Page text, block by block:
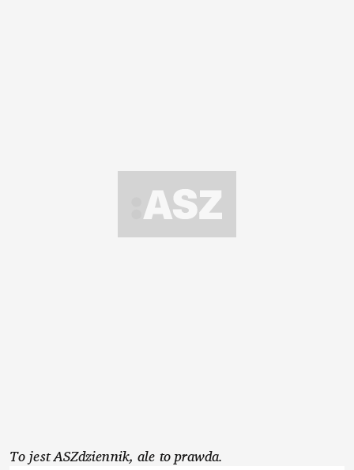
To jest ASZdziennik, ale to prawda.